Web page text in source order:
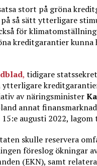
stort på gröna
så sätt ytterligare
för
kreditgarantier kunna
, tidigare
av näringsminister
annat
augusti 2022,
skulle reservera
föreslog ökningar
(EKN), samt